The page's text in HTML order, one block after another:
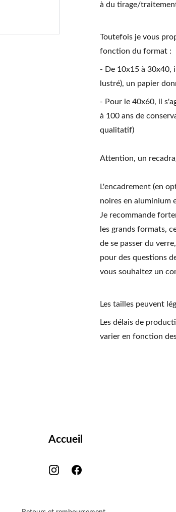
à du tirage/
Toutefois je vous
fonction du format :
- De 10x15 à 30x40,
lustré), un papier
- Pour le 40x60, il
à 100 ans de
qualitatif)
Attention, un
L'encadrement (en
noires en aluminium
Je recommande
les grands formats,
de se passer du
pour des questions
vous souhaitez un
Les tailles peuvent
Les délais de
varier en fonction
Accueil